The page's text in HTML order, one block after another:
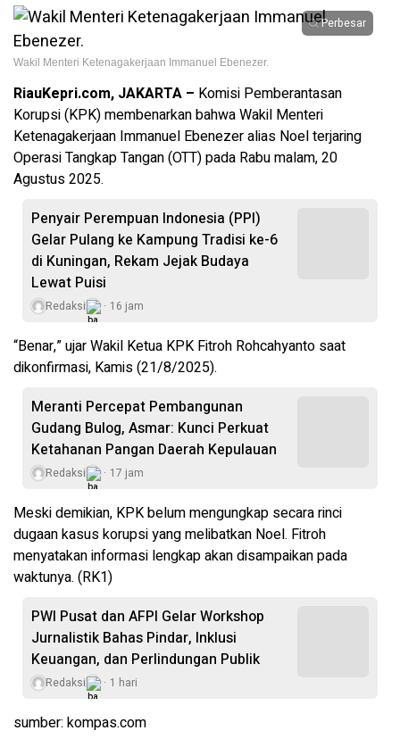
Perbesar
Wakil Menteri Ketenagakerjaan Immanuel Ebenezer.
RiauKepri.com, JAKARTA – Komisi Pemberantasan
Korupsi (KPK) membenarkan bahwa Wakil Menteri
Ketenagakerjaan Immanuel Ebenezer alias Noel terjaring
Operasi Tangkap Tangan (OTT) pada Rabu malam, 20
Agustus 2025.
Penyair Perempuan Indonesia (PPI)
Gelar Pulang ke Kampung Tradisi ke-6
di Kuningan, Rekam Jejak Budaya
Lewat Puisi
Redaksi 16 jam
“Benar,” ujar Wakil Ketua KPK Fitroh Rohcahyanto saat
dikonfirmasi, Kamis (21/8/2025).
Meranti Percepat Pembangunan
Gudang Bulog, Asmar: Kunci Perkuat
Ketahanan Pangan Daerah Kepulauan
Redaksi 17 jam
Meski demikian, KPK belum mengungkap secara rinci
dugaan kasus korupsi yang melibatkan Noel. Fitroh
menyatakan informasi lengkap akan disampaikan pada
waktunya. (RK1)
PWI Pusat dan AFPI Gelar Workshop
Jurnalistik Bahas Pindar, Inklusi
Keuangan, dan Perlindungan Publik
Redaksi 1 hari
sumber: kompas.com